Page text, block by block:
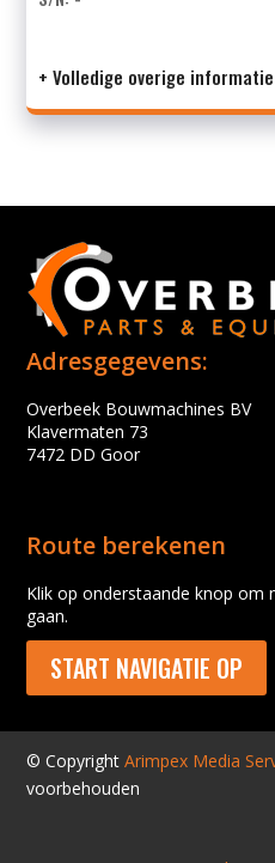
+ Volledige overige
Adresgegevens:
Overbeek Bouwmachines BV
Klavermaten 73
7472 DD Goor
Route berekenen
Klik op onderstaande knop om
gaan.
START NAVIGATIE OP
© CopyrightArimpex Media
voorbehouden